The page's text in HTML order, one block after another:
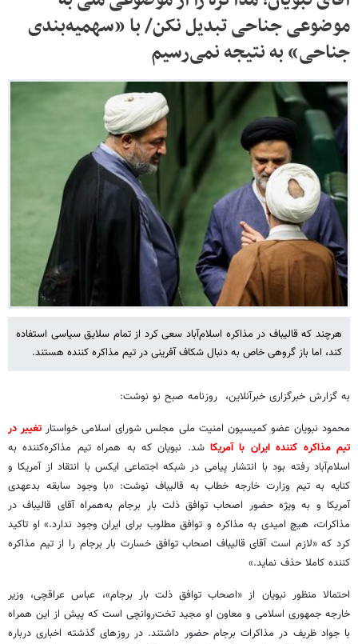
موضوعی جناحی تبدیل نکن/ با «سهمیه‌بندی
جناحی» به نتیجه نمی‌رسیم
هرچند که قالیباف در مذاکره اسلام‌آباد سعی کرد از تمام سلایق سیاسی استفاده
کند، اما باز گروهی خاص به دنبال شکاف آفرینی در تیم مذاکره کننده هستند.
به گزارش خبرگزاری خبرآنلاین، روزنامه صبح نو نوشت:
محمود نبویان عضو کمیسیون امنیت ملی مجلس شورای اسلامی خواستار تغییر در
تیم مذاکره کننده ایران با آمریکاشد. نبویان که به همراه تیم مذاکره‌کننده به
اسلام‌آباد رفته بود با انتشار پیامی در شبکه اجتماعی ایکس با انتقاد از آمریکا و
کنایه به تیم وزارت خارجه خطاب به قالیباف نوشت: «با وجود سابقه‌ بدعهدی
آمریکا و به ویژه حضور اصحاب توافق ذلت بار برجام به‌همراه آقای قالیباف در
مذاکرات، هیچ امیدی به مذاکره و توافق مطلوب برای ایران وجود ندارد.» او تاکید
کرد که «لازم است آقای قالیباف اصحاب توافق خسارت بار برجام را از تیم مذاکره
کننده کاملا حذف نماید.»
احتمالا منظور نبویان از «اصحاب توافق ذلت بار برجام»، عباس عراقچی، وزیر
خارجه جمهوری اسلامی و معاون او مجید تخت‌روانچی است که پیش از این همراه
با جواد ظریف در مذاکرات برجام حضور داشتند. در روزهای گذشته اخباری درباره